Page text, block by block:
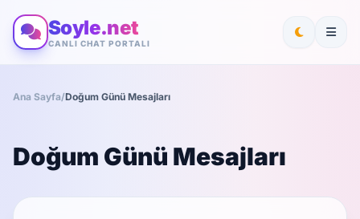
Soyle.net
CANLI CHAT PORTALI
Ana Sayfa/Doğum Günü Mesajları
Doğum Günü Mesajları